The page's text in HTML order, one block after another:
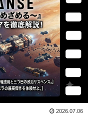
2026.07.06